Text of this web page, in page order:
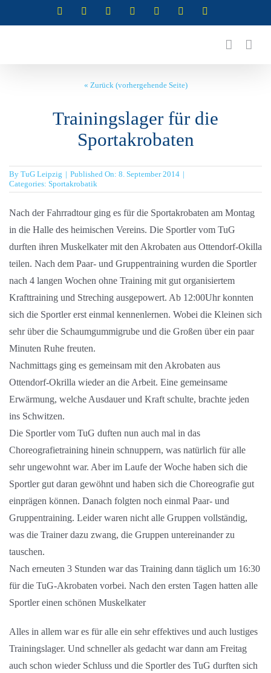
Inhalt
InstagramInstagramInstagramInstagramFacebook
« Zurück (vorhergehende Seite)
Trainingslager für die
Sportakrobaten
By TuG Leipzig | Published On: 8. September 2014 |
Categories: Sportakrobatik
Nach der Fahrradtour ging es für die Sportakrobaten am Montag
in die Halle des heimischen Vereins. Die Sportler vom TuG
durften ihren Muskelkater mit den Akrobaten aus Ottendorf-Okilla
teilen. Nach dem Paar- und Gruppentraining wurden die Sportler
nach 4 langen Wochen ohne Training mit gut organisiertem
Krafttraining und Streching ausgepowert. Ab 12:00Uhr konnten
sich die Sportler erst einmal kennenlernen. Wobei die Kleinen sich
sehr über die Schaumgummigrube und die Großen über ein paar
Minuten Ruhe freuten.
Nachmittags ging es gemeinsam mit den Akrobaten aus
Ottendorf-Okrilla wieder an die Arbeit. Eine gemeinsame
Erwärmung, welche Ausdauer und Kraft schulte, brachte jeden
ins Schwitzen.
Die Sportler vom TuG duften nun auch mal in das
Choreografietraining hinein schnuppern, was natürlich für alle
sehr ungewohnt war. Aber im Laufe der Woche haben sich die
Sportler gut daran gewöhnt und haben sich die Choreografie gut
einprägen können. Danach folgten noch einmal Paar- und
Gruppentraining. Leider waren nicht alle Gruppen vollständig,
was die Trainer dazu zwang, die Gruppen untereinander zu
tauschen.
Nach erneuten 3 Stunden war das Training dann täglich um 16:30
für die TuG-Akrobaten vorbei. Nach den ersten Tagen hatten alle
Sportler einen schönen Muskelkater
Alles in allem war es für alle ein sehr effektives und auch lustiges
Trainingslager. Und schneller als gedacht war dann am Freitag
auch schon wieder Schluss und die Sportler des TuG durften sich